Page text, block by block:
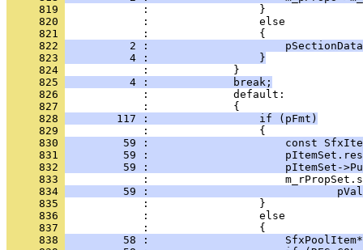
     819
     820
     821
     822
2 :
     823
          4 :                 }
     824
     825
          4 :             break;
     826
     827
     828
        117 :                 if (pFmt)
     829
     830
59 :                     const
     831
59 :
     832
59 :                     pItemSet-
     833
     834
59 :
     835
     836
     837
     838
58 :